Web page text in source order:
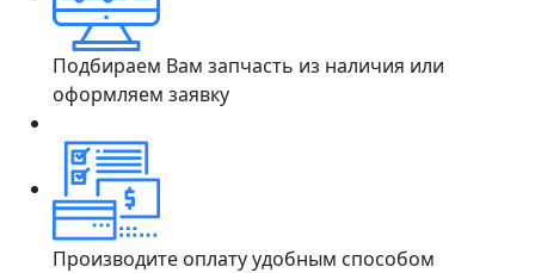
Подбираем Вам запчасть из наличия или
оформляем заявку
Производите оплату удобным способом